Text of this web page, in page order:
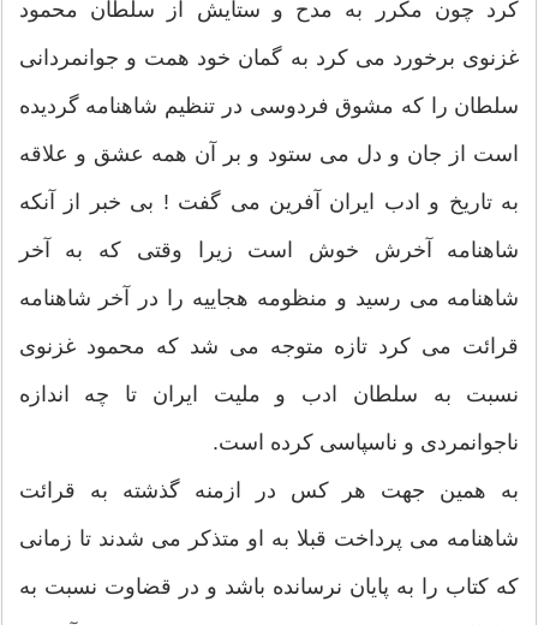
کرد چون مکرر به مدح و ستایش از سلطان محمود
غزنوی برخورد می کرد به گمان خود همت و جوانمردانی
سلطان را که مشوق فردوسی در تنظیم شاهنامه گردیده
است از جان و دل می ستود و بر آن همه عشق و علاقه
به تاریخ و ادب ایران آفرین می گفت ! بی خبر از آنکه
شاهنامه آخرش خوش است زیرا وقتی که به آخر
شاهنامه می رسید و منظومه هجاییه را در آخر شاهنامه
قرائت می کرد تازه متوجه می شد که محمود غزنوی
نسبت به سلطان ادب و ملیت ایران تا چه اندازه
ناجوانمردی و ناسپاسی کرده است.
به همین جهت هر کس در ازمنه گذشته به قرائت
شاهنامه می پرداخت قبلا به او متذکر می شدند تا زمانی
که کتاب را به پایان نرسانده باشد و در قضاوت نسبت به